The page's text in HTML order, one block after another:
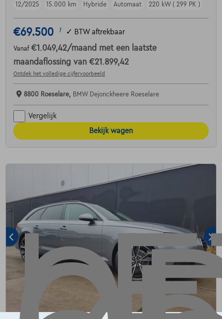
12/2025
15.000 km Hybride Automaat 220 kW ( 299 PK )
€69.500 1 ✓ BTW aftrekbaar
Vanaf €1.049,42/maand met een laatste
maandaflossing van €21.899,42
Ontdek het volledige cijfervoorbeeld
8800 Roeselare, BMW Dejonckheere Roeselare
Vergelijk
Bekijk wagen